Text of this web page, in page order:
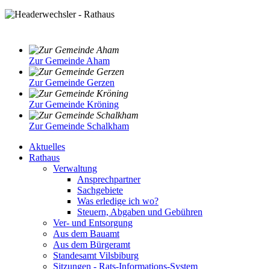
Zur Gemeinde Aham
Zur Gemeinde Gerzen
Zur Gemeinde Kröning
Zur Gemeinde Schalkham
Aktuelles
Rathaus
Verwaltung
Ansprechpartner
Sachgebiete
Was erledige ich wo?
Steuern, Abgaben und Gebühren
Ver- und Entsorgung
Aus dem Bauamt
Aus dem Bürgeramt
Standesamt Vilsbiburg
Sitzungen - Rats-Informations-System